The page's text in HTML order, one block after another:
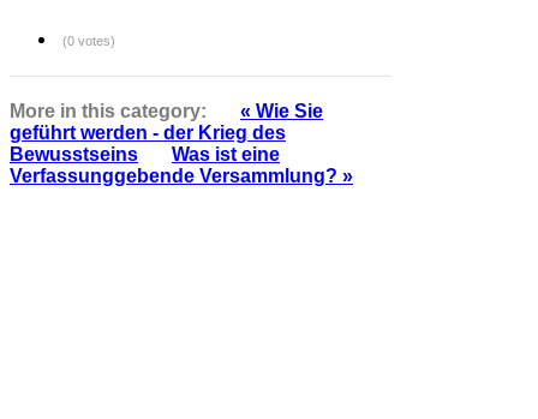
(0 votes)
More in this category:
« Wie Sie
geführt werden - der Krieg des
Bewusstseins
Was ist eine
Verfassunggebende Versammlung? »